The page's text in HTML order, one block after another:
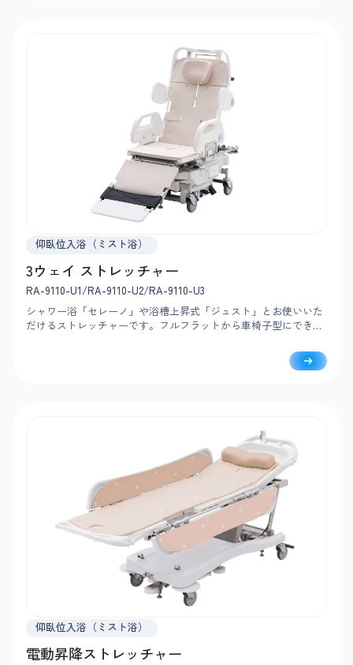
仰臥位入浴（ミスト浴）
3ウェイ ストレッチャー
RA-9110-U1/RA-9110-U2/RA-9110-U3
シャワー浴「セレーノ」や浴槽上昇式「ジュスト」とお使いいた
だけるストレッチャーです。フルフラットから車椅子型にできる
仰臥位入浴（ミスト浴）
電動昇降ストレッチャー